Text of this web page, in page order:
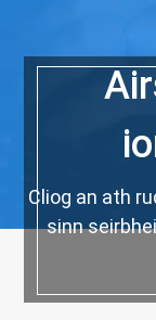
Cliog an ath
sinn